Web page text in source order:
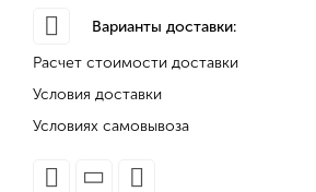
Варианты доставки:
Расчет стоимости доставки
Условия доставки
Условиях самовывоза